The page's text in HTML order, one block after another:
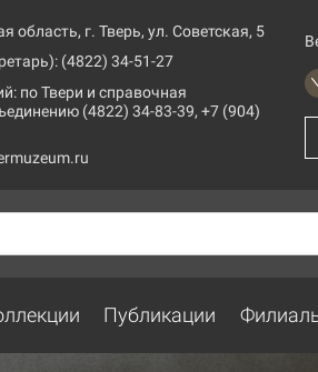
область, г. Тверь, ул. Советская, 5
(4822) 34-51-27
по Твери и справочная
(4822) 34-83-39, +7 (904)
Публикации